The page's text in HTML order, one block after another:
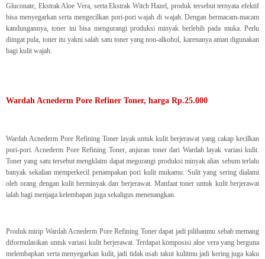
Gluconate, Ekstrak Aloe Vera, serta Ekstrak Witch Hazel, produk tersebut ternyata efektif
bisa menyegarkan serta mengecilkan pori-pori wajah di wajah. Dengan bermacam-macam
kandungannya, toner ini bisa mengurangi produksi minyak berlebih pada muka. Perlu
diingat pula, toner itu yakni salah satu toner yang non-alkohol, karenanya aman digunakan
bagi kulit wajah.
Wardah Acnederm Pore Refiner Toner, harga Rp.25.000
Wardah Acnederm Pore Refining Toner layak untuk kulit berjerawat yang cakap kecilkan
pori-pori. Acnederm Pore Refining Toner, anjuran toner dari Wardah layak variasi kulit.
Toner yang satu tersebut mengklaim dapat megurangi produksi minyak alias sebum terlalu
banyak sekalian memperkecil penampakan pori kulit mukamu. Sulit yang sering dialami
oleh orang dengan kulit berminyak dan berjerawat. Manfaat toner untuk kulit berjerawat
ialah bagi menjaga kelembapan juga sekaligus menenangkan.
Produk mirip Wardah Acnederm Pore Refining Toner dapat jadi pilihanmu sebab memang
diformulasikan untuk variasi kulit berjerawat. Terdapat komposisi aloe vera yang berguna
melembapkan serta menyegarkan kulit, jadi tidak usah takut kulitmu jadi kering juga kaku